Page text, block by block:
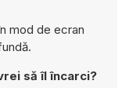
mod de ecran
să îl încarci?